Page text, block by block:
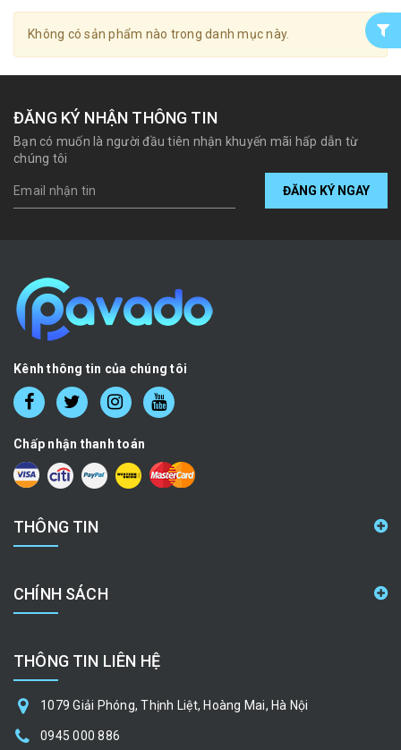
Không có sản phẩm nào trong danh mục này.
ĐĂNG KÝ NHẬN THÔNG TIN
Bạn có muốn là người đầu tiên nhận khuyến mãi hấp dẫn từ
chúng tôi
ĐĂNG KÝ NGAY
Kênh thông tin của chúng tôi
Chấp nhận thanh toán
THÔNG TIN
CHÍNH SÁCH
THÔNG TIN LIÊN HỆ
1079 Giải Phóng, Thịnh Liệt, Hoàng Mai, Hà Nội
0945 000 886